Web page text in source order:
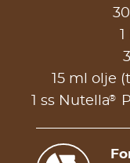
15 ml olje
1 ss Nutella®